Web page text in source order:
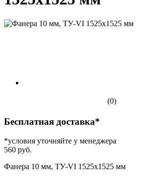
(0)
Бесплатная доставка*
*условия уточняйте у менеджера
560 руб.
Фанера 10 мм, ТУ-VI 1525х1525 мм